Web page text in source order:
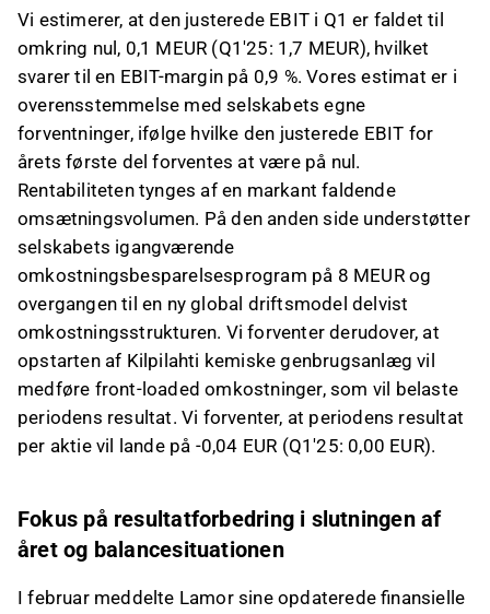
Vi estimerer, at den justerede EBIT i Q1 er faldet til
omkring nul, 0,1 MEUR (Q1'25: 1,7 MEUR), hvilket
svarer til en EBIT-margin på 0,9 %. Vores estimat er i
overensstemmelse med selskabets egne
forventninger, ifølge hvilke den justerede EBIT for
årets første del forventes at være på nul.
Rentabiliteten tynges af en markant faldende
omsætningsvolumen. På den anden side understøtter
selskabets igangværende
omkostningsbesparelsesprogram på 8 MEUR og
overgangen til en ny global driftsmodel delvist
omkostningsstrukturen. Vi forventer derudover, at
opstarten af Kilpilahti kemiske genbrugsanlæg vil
medføre front-loaded omkostninger, som vil belaste
periodens resultat. Vi forventer, at periodens resultat
per aktie vil lande på -0,04 EUR (Q1'25: 0,00 EUR).
Fokus på resultatforbedring i slutningen af
året og balancesituationen
I februar meddelte Lamor sine opdaterede finansielle